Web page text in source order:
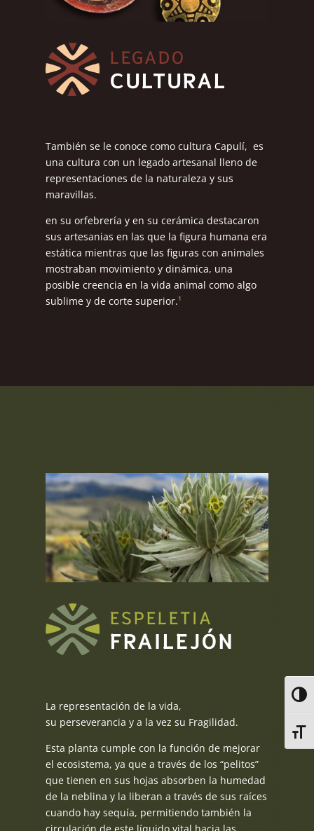
LEGADO
CULTURAL
También se le conoce como cultura Capulí, es
una cultura con un legado artesanal lleno de
representaciones de la naturaleza y sus
maravillas.
en su orfebrería y en su cerámica destacaron
sus artesanias en las que la figura humana era
estática mientras que las figuras con animales
mostraban movimiento y dinámica, una
posible creencia en la vida animal como algo
sublime y de corte superior.¹
ESPELETIA
FRAILEJÓN
La representación de la vida,
su perseverancia y a la vez su Fragilidad.
Esta planta cumple con la función de mejorar
el ecosistema, ya que a través de los “pelitos”
que tienen en sus hojas absorben la humedad
de la neblina y la liberan a través de sus raíces
cuando hay sequía, permitiendo también la